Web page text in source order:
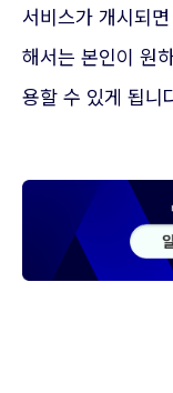
서비스가 개시되
해서는 본인이 원
용할 수 있게 됩니